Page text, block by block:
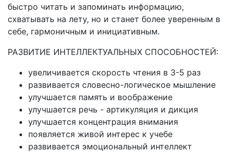
быстро читать и запоминать информацию,
схватывать на лету, но и станет более уверенным в
себе, гармоничным и инициативным.
РАЗВИТИЕ ИНТЕЛЛЕКТУАЛЬНЫХ СПОСОБНОСТЕЙ:
увеличивается скорость чтения в 3-5 раз
развивается словесно-логическое мышление
улучшается память и воображение
улучшается речь - артикуляция и дикция
улучшается концентрация внимания
появляется живой интерес к учебе
развивается эмоциональный интеллект